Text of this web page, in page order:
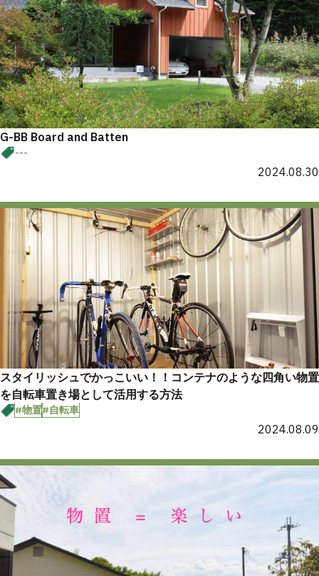
G-BB Board and Batten
---
2024.08.30
スタイリッシュでかっこいい！！コンテナのような四角い物置
を自転車置き場として活用する方法
#物置#自転車
2024.08.09